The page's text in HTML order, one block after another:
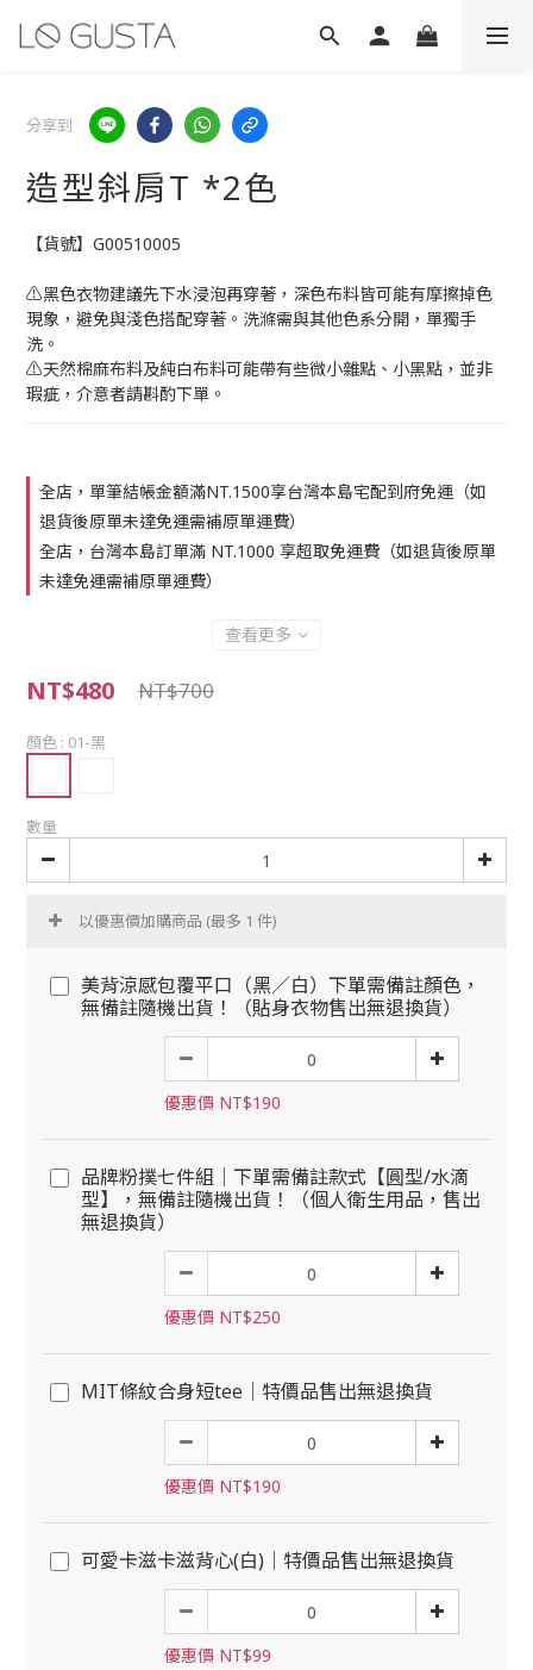
分享到
造型斜肩T *2色
【貨號】G00510005
⚠️黑色衣物建議先下水浸泡再穿著，深色布料皆可能有摩擦掉色
現象，避免與淺色搭配穿著。洗滌需與其他色系分開，單獨手
洗。
⚠️天然棉麻布料及純白布料可能帶有些微小雜點、小黑點，並非
瑕疵，介意者請斟酌下單。
全店，單筆結帳金額滿NT.1500享台灣本島宅配到府免運（如
退貨後原單未達免運需補原單運費）
全店，台灣本島訂單滿 NT.1000 享超取免運費（如退貨後原單
未達免運需補原單運費）
查看更多
NT$480 NT$700
顏色 : 01-黑
數量
以優惠價加購商品 (最多 1 件)
美背涼感包覆平口（黑／白）下單需備註顏色，
無備註隨機出貨！（貼身衣物售出無退換貨）
優惠價 NT$190
品牌粉撲七件組｜下單需備註款式【圓型/水滴
型】，無備註隨機出貨！（個人衛生用品，售出
無退換貨）
優惠價 NT$250
MIT條紋合身短tee｜特價品售出無退換貨
優惠價 NT$190
可愛卡滋卡滋背心(白)｜特價品售出無退換貨
優惠價 NT$99